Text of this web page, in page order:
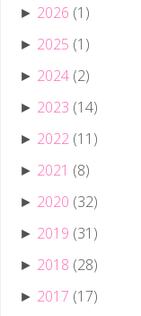
► 2026 (1)
► 2025 (1)
► 2024 (2)
► 2023 (14)
► 2022 (11)
► 2021 (8)
► 2020 (32)
► 2019 (31)
► 2018 (28)
► 2017 (17)